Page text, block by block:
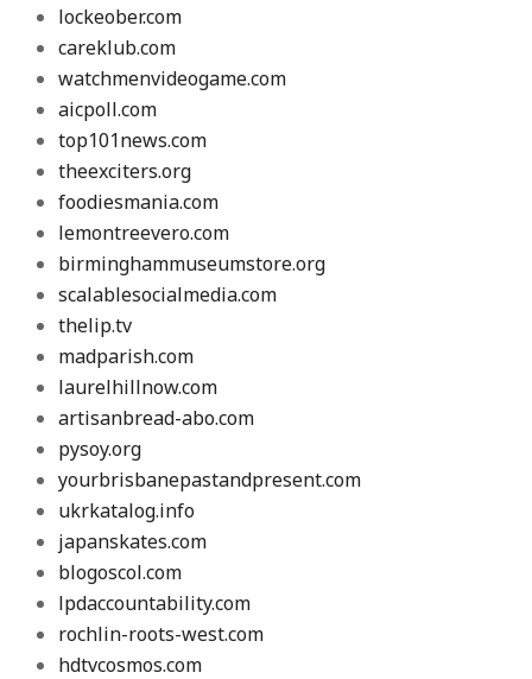
lockeober.com
careklub.com
watchmenvideogame.com
aicpoll.com
top101news.com
theexciters.org
foodiesmania.com
lemontreevero.com
birminghammuseumstore.org
scalablesocialmedia.com
thelip.tv
madparish.com
laurelhillnow.com
artisanbread-abo.com
pysoy.org
yourbrisbanepastandpresent.com
ukrkatalog.info
japanskates.com
blogoscol.com
lpdaccountability.com
rochlin-roots-west.com
hdtvcosmos.com